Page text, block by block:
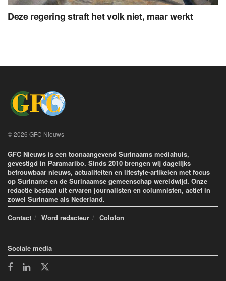
Deze regering straft het volk niet, maar werkt
© 2026 GFC Nieuws
GFC Nieuws is een toonaangevend Surinaams mediahuis,
gevestigd in Paramaribo. Sinds 2010 brengen wij dagelijks
betrouwbaar nieuws, actualiteiten en lifestyle-artikelen met focus
op Suriname en de Surinaamse gemeenschap wereldwijd. Onze
redactie bestaat uit ervaren journalisten en columnisten, actief in
zowel Suriname als Nederland.
Contact
Word redacteur Colofon
Sociale media